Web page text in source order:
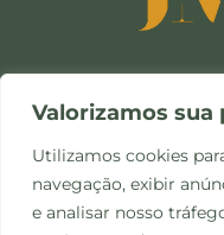
Valorizamos sua
Utilizamos cookies
navegação, exibir
e analisar nosso
Política de
Privacidade e Cookies